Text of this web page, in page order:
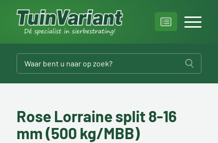
Rose Lorraine split 8-16
mm (500 kg/MBB)